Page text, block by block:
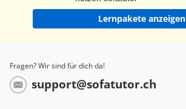
Lernpakete anzeigen
Fragen? Wir sind für dich da!
support@sofatutor.ch